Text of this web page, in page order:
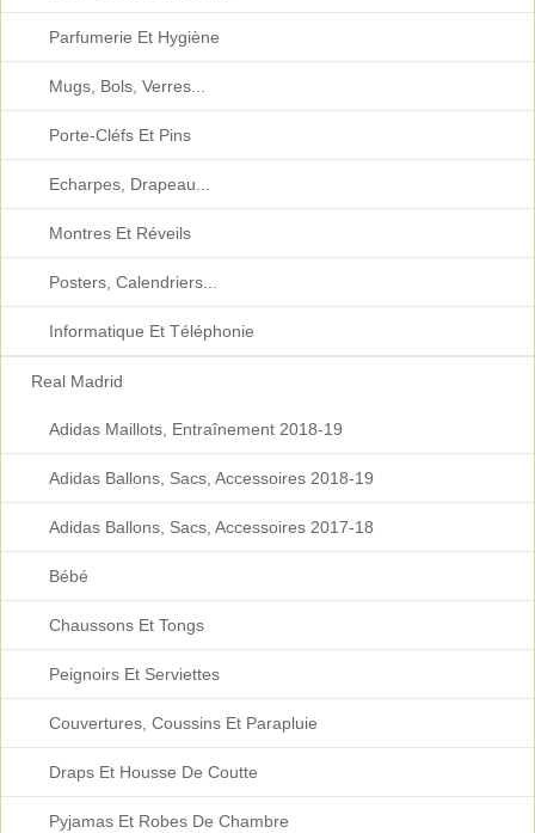
Parfumerie Et Hygiène
Mugs, Bols, Verres...
Porte-Cléfs Et Pins
Echarpes, Drapeau...
Montres Et Réveils
Posters, Calendriers...
Informatique Et Téléphonie
Real Madrid
Adidas Maillots, Entraînement 2018-19
Adidas Ballons, Sacs, Accessoires 2018-19
Adidas Ballons, Sacs, Accessoires 2017-18
Bébé
Chaussons Et Tongs
Peignoirs Et Serviettes
Couvertures, Coussins Et Parapluie
Draps Et Housse De Coutte
Pyjamas Et Robes De Chambre